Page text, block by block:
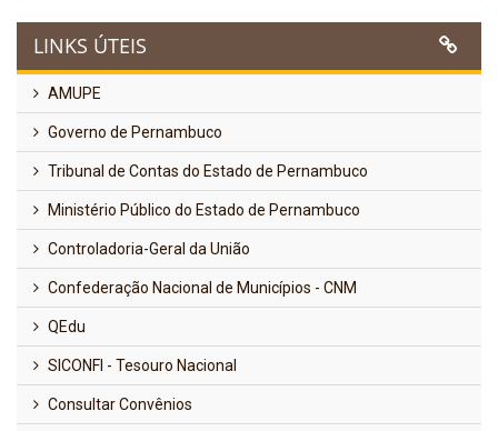
LINKS ÚTEIS
AMUPE
Governo de Pernambuco
Tribunal de Contas do Estado de Pernambuco
Ministério Público do Estado de Pernambuco
Controladoria-Geral da União
Confederação Nacional de Municípios - CNM
QEdu
SICONFI - Tesouro Nacional
Consultar Convênios